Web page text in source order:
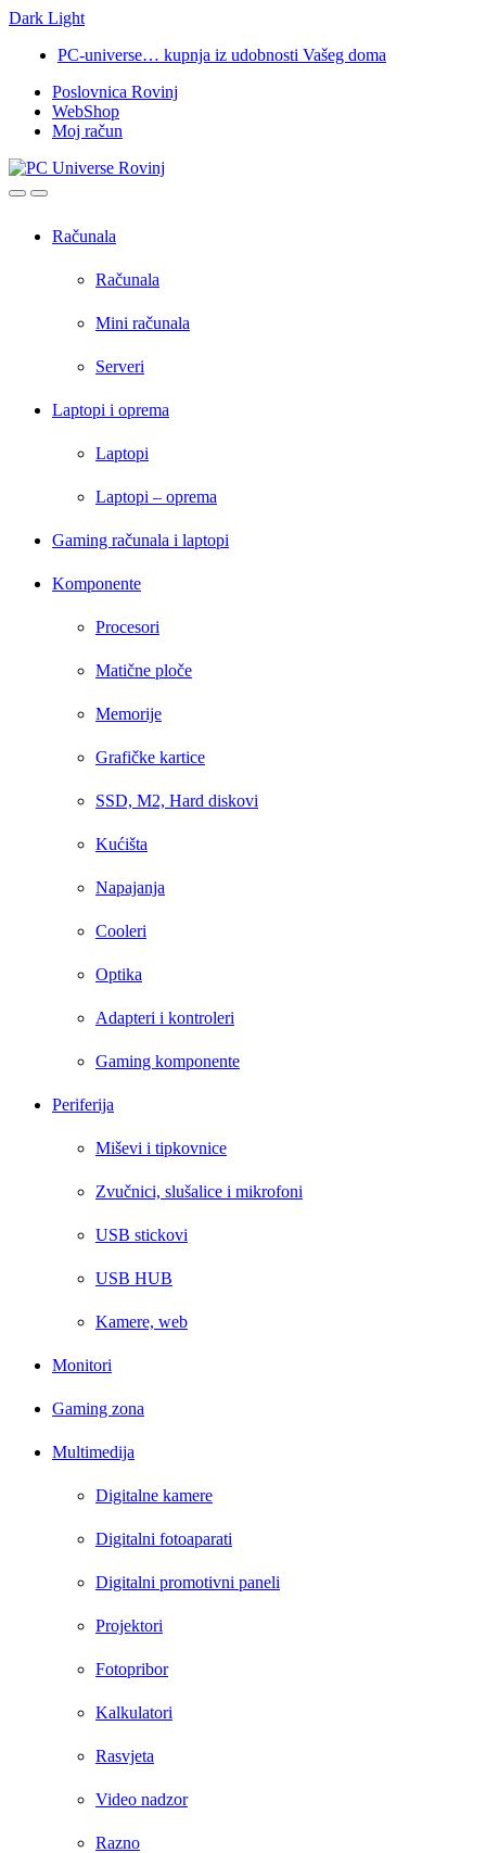
Dark Light
navigation
content
PC-universe… kupnja iz udobnosti Vašeg doma
Poslovnica Rovinj
WebShop
Moj račun
OpenClose
Računala
Računala
Mini računala
Serveri
Laptopi i oprema
Laptopi
Laptopi – oprema
Gaming računala i laptopi
Komponente
Procesori
Matične ploče
Memorije
Grafičke kartice
SSD, M2, Hard diskovi
Kućišta
Napajanja
Cooleri
Optika
Adapteri i kontroleri
Gaming komponente
Periferija
Miševi i tipkovnice
Zvučnici, slušalice i mikrofoni
USB stickovi
USB HUB
Kamere, web
Monitori
Gaming zona
Multimedija
Digitalne kamere
Digitalni fotoaparati
Digitalni promotivni paneli
Projektori
Fotopribor
Kalkulatori
Rasvjeta
Video nadzor
Razno